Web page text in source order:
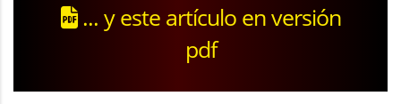
... y este artículo en versión
pdf